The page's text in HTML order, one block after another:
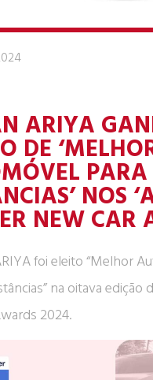
ARIYA
DE
PARA
NOS
NEW CAR
foi eleito “Melhor
na oitava edição
2024.